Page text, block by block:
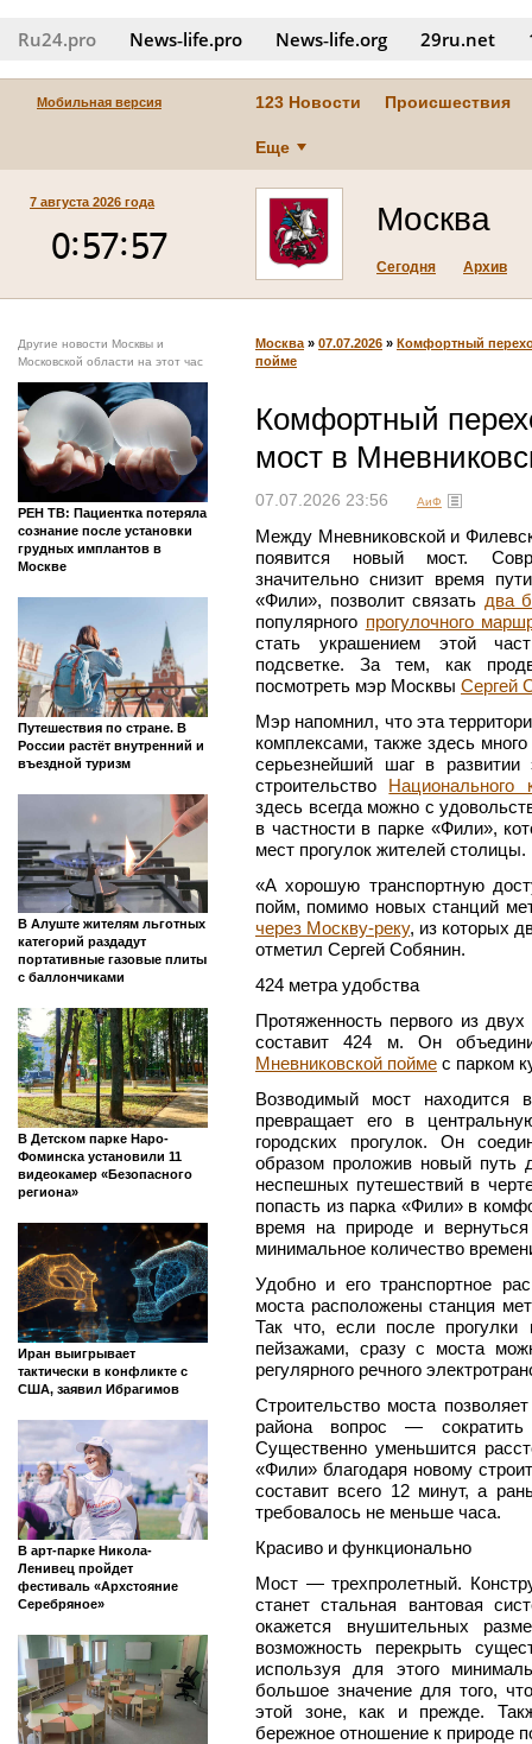
Ru24.pro News‑life.pro News‑life.org 29ru.net
Мобильная версия 123 Новости Происшествия
Еще
7 августа 2026 года Москва
Сегодня Архив
Другие новости Москвы и
Московской области на этот час
РЕН ТВ: Пациентка потеряла
сознание после установки
грудных имплантов в
Москве
Путешествия по стране. В
России растёт внутренний и
въездной туризм
В Алуште жителям льготных
категорий раздадут
портативные газовые плиты
с баллончиками
В Детском парке Наро-
Фоминска установили 11
видеокамер «Безопасного
региона»
Иран выигрывает
тактически в конфликте с
США, заявил Ибрагимов
В арт-парке Никола-
Ленивец пройдет
фестиваль «Архстояние
Серебряное»
Москва » 07.07.2026 » Комфортный
пойме
Комфортный
мост в
07.07.2026 23:56 АиФ
Между Мневниковской и
появится новый мост.
значительно снизит время
«Фили», позволит связать два
популярного прогулочного
стать украшением этой
подсветке. За тем, как
посмотреть мэр Москвы Сергей
Мэр напомнил, что эта
комплексами, также здесь
серьезнейший шаг в развитии
строительство Национального
здесь всегда можно с
в частности в парке «Фили»,
мест прогулок жителей столицы.
«А хорошую транспортную
пойм, помимо новых станций
через Москву-реку, из которых
отметил Сергей Собянин.
424 метра удобства
Протяженность первого из
составит 424 м. Он
Мневниковской пойме с парком
Возводимый мост находится
превращает его в
городских прогулок. Он
образом проложив новый путь
неспешных путешествий в
попасть из парка «Фили» в
время на природе и
минимальное количество
Удобно и его транспортное
моста расположены станция
Так что, если после
пейзажами, сразу с моста
регулярного речного
Строительство моста
района вопрос —
Существенно уменьшится
«Фили» благодаря новому
составит всего 12 минут, а
требовалось не меньше часа.
Красиво и функционально
Мост — трехпролетный.
станет стальная вантовая
окажется внушительных
возможность перекрыть
используя для этого
большое значение для того,
этой зоне, как и прежде.
бережное отношение к природе